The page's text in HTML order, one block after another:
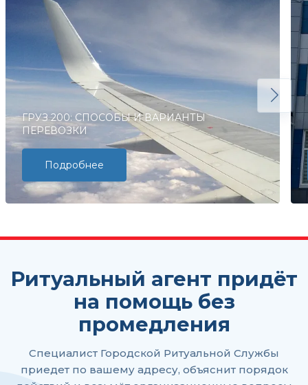
ГРУЗ 200: СПОСОБЫ И ВАРИАНТЫ
ПЕРЕВОЗКИ
Подробнее
Ритуальный агент придёт
на помощь без
промедления
Специалист Городской Ритуальной Службы
приедет по вашему адресу, объяснит порядок